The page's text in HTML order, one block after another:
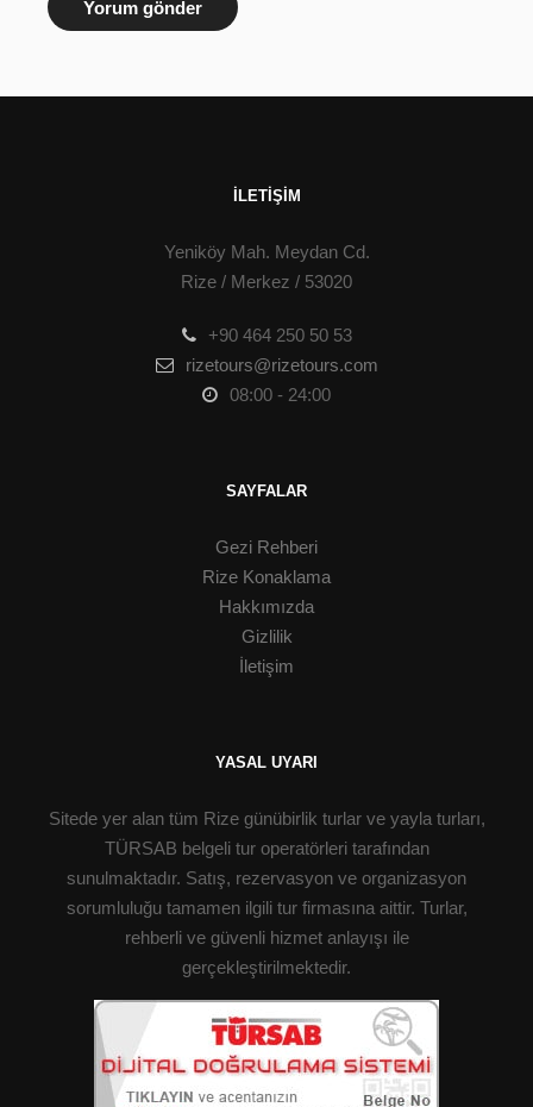
İLETIŞIM
Yeniköy Mah. Meydan Cd.
Rize / Merkez / 53020
+90 464 250 50 53
rizetours@rizetours.com
08:00 - 24:00
SAYFALAR
Gezi Rehberi
Rize Konaklama
Hakkımızda
Gizlilik
İletişim
YASAL UYARI
Sitede yer alan tüm Rize günübirlik turlar ve yayla turları,
TÜRSAB belgeli tur operatörleri tarafından
sunulmaktadır. Satış, rezervasyon ve organizasyon
sorumluluğu tamamen ilgili tur firmasına aittir. Turlar,
rehberli ve güvenli hizmet anlayışı ile
gerçekleştirilmektedir.